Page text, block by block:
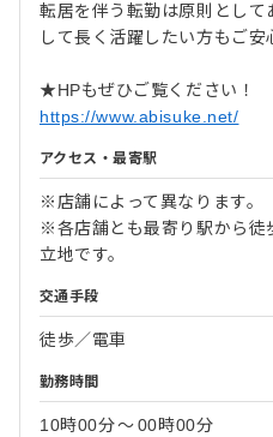
転居を伴う転勤は原則とし
して長く活躍したい方もご安
★HPもぜひご覧ください！
https://www.abisuke.net/
アクセス・最寄駅
※店舗によって異なります。
※各店舗とも最寄り駅から徒
立地です。
交通手段
徒歩／電車
勤務時間
10時00分〜00時00分